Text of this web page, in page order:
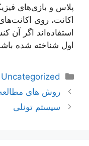
پلاس و بازی‌های
اکانت، روی
استفاده‌اند اگر آن
اول شناخته شده
دسته‌ها
Uncategorized
ناوبری
نوشته‌ها
روش های
سیستم تونلی